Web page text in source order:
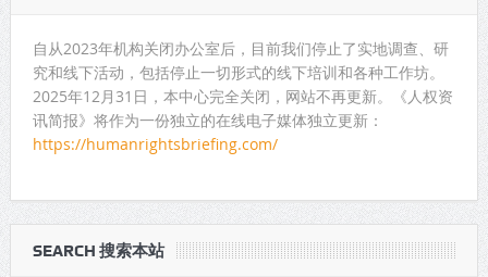
自从2023年机构关闭办公室后，目前我们停止了实地调查、研
究和线下活动，包括停止一切形式的线下培训和各种工作坊。
2025年12月31日，本中心完全关闭，网站不再更新。《人权资
讯简报》将作为一份独立的在线电子媒体独立更新：
https://humanrightsbriefing.com/
SEARCH 搜索本站